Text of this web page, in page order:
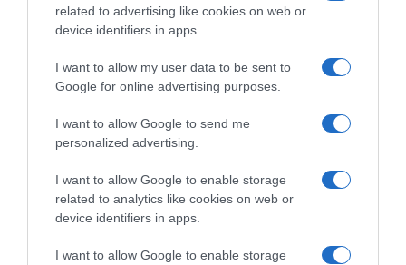
related to advertising like cookies on web or
device identifiers in apps.
I want to allow my user data to be sent to
Google for online advertising purposes.
I want to allow Google to send me
personalized advertising.
I want to allow Google to enable storage
related to analytics like cookies on web or
device identifiers in apps.
I want to allow Google to enable storage